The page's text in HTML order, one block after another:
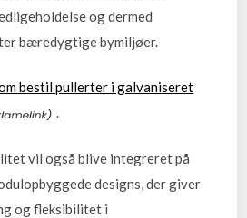
og dermed
bæredygtige bymiljøer.
bestil pullerter i galvaniseret
.
vil også blive integreret på
designs, der giver
og fleksibilitet i